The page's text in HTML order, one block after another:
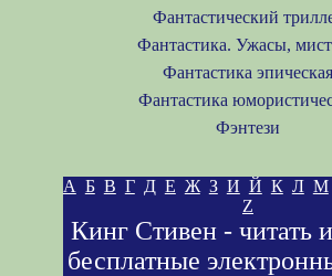
Фантастический
Фантастика. Ужасы,
Фантастика эпическая
Фантастика
Фэнтези
А Б В Г Д Е Ж З И Й К Л М
Z
Кинг Стивен - читать
бесплатные